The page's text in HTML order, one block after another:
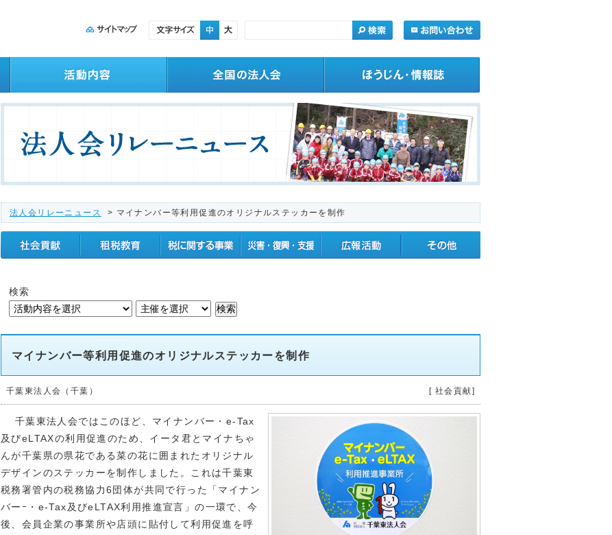
法人会リレーニュース > マイナンバー等利用促進のオリジナルステッカーを制作
社会貢献 租税教育 税に関する事業 震災復興支援・応援広報活動 その他
検索
マイナンバー等利用促進のオリジナルステッカーを制作
千葉東法人会（千葉） [ 社会貢献]
千葉東法人会ではこのほど、マイナンバー・e-Tax
及びeLTAXの利用促進のため、イータ君とマイナちゃ
んが千葉県の県花である菜の花に囲まれたオリジナル
デザインのステッカーを制作しました。これは千葉東
税務署管内の税務協力6団体が共同で行った「マイナン
バーｰ・e-Tax及びeLTAX利用推進宣言」の一環で、今
後、会員企業の事業所や店頭に貼付して利用促進を呼